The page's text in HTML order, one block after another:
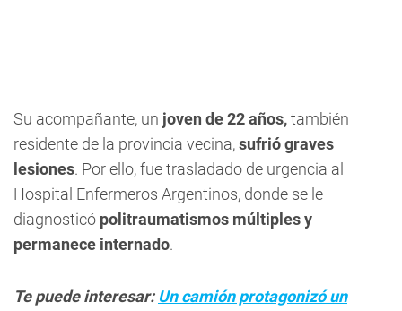
Su acompañante, un joven de 22 años,también
residente de la provincia vecina,sufrió graves
lesiones. Por ello, fue trasladado de urgencia al
Hospital Enfermeros Argentinos, donde se le
diagnosticó politraumatismos múltiples y
permanece internado.
Te puede interesar: Un camión protagonizó un